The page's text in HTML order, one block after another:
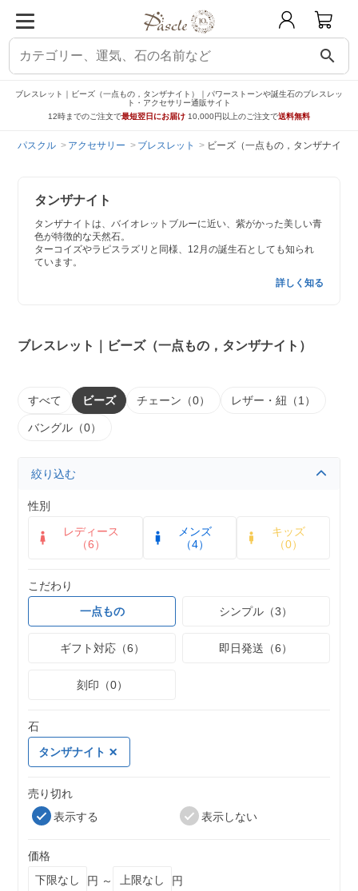
search
ブレスレット｜ビーズ（一点もの，タンザナイト）｜パワーストーンや誕生石のブレスレッ
ト・アクセサリー通販サイト
12時までのご注文で最短翌日にお届け 10,000円以上のご注文で送料無料
パスクル アクセサリー ブレスレット ビーズ（一点もの，タンザナイト
タンザナイト
タンザナイトは、バイオレットブルーに近い、紫がかった美しい青
色が特徴的な天然石。
ターコイズやラピスラズリと同様、12月の誕生石としても知られ
ています。
詳しく知る
ブレスレット｜ビーズ（一点もの，タンザナイト）
すべて ビーズ チェーン（0） レザー・紐（1）
バングル（0）
絞り込む
性別
レディース
（6）
メンズ
（4）
キッズ
（0）
こだわり
一点もの
シンプル（3）
ギフト対応（6） 即日発送（6）
刻印（0）
石
タンザナイト
売り切れ
表示する
表示しない
価格
円 ～
円